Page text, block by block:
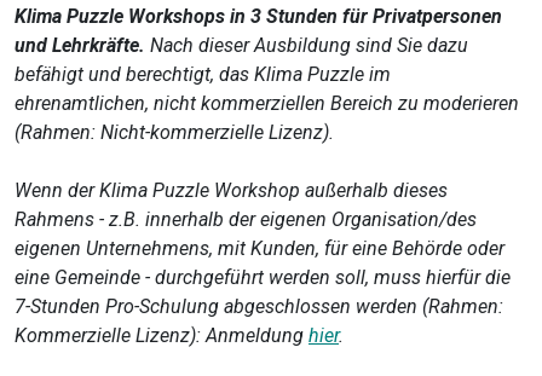
Klima Puzzle Workshops in 3 Stunden für Privatpersonen
und Lehrkräfte. Nach dieser Ausbildung sind Sie dazu
befähigt und berechtigt, das Klima Puzzle im
ehrenamtlichen, nicht kommerziellen Bereich zu moderieren
(Rahmen: Nicht-kommerzielle Lizenz).
Wenn der Klima Puzzle Workshop außerhalb dieses
Rahmens - z.B. innerhalb der eigenen Organisation/des
eigenen Unternehmens, mit Kunden, für eine Behörde oder
eine Gemeinde - durchgeführt werden soll, muss hierfür die
7-Stunden Pro-Schulung abgeschlossen werden (Rahmen:
Kommerzielle Lizenz): Anmeldung hier.